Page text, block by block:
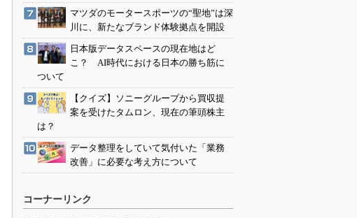
マツダのモータースポーツの“聖地”は深
川に、新たなブランド体験拠点を開設
日本版データスペースの現在地はど
こ？ AI時代における日本の勝ち筋に
ついて
【クイズ】ソニーグループから買収提
案を受けたタムロン、現在の筆頭株主
は？
データ整理をしていて気付いた「業務
改善」に必要な考え方について
コーナーリンク